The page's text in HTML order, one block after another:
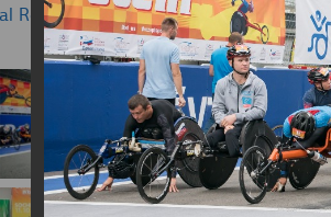
Rezept-Sport Wheelchair Half